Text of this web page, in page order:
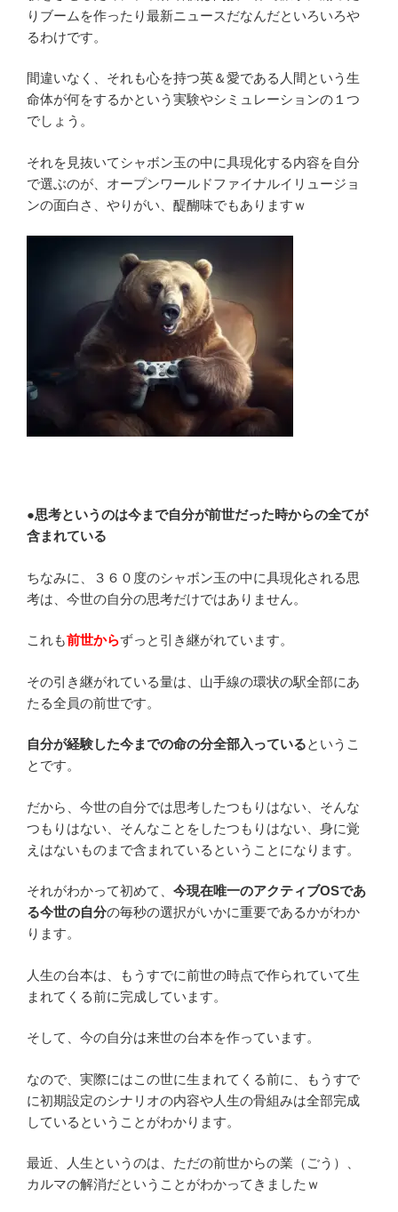
りブームを作ったり最新ニュースだなんだといろいろや
るわけです。
間違いなく、それも心を持つ英＆愛である人間という生
命体が何をするかという実験やシミュレーションの１つ
でしょう。
それを見抜いてシャボン玉の中に具現化する内容を自分
で選ぶのが、オープンワールドファイナルイリュージョ
ンの面白さ、やりがい、醍醐味でもありますｗ
●思考というのは今まで自分が前世だった時からの全てが
含まれている
ちなみに、３６０度のシャボン玉の中に具現化される思
考は、今世の自分の思考だけではありません。
これも前世からずっと引き継がれています。
その引き継がれている量は、山手線の環状の駅全部にあ
たる全員の前世です。
自分が経験した今までの命の分全部入っているというこ
とです。
だから、今世の自分では思考したつもりはない、そんな
つもりはない、そんなことをしたつもりはない、身に覚
えはないものまで含まれているということになります。
それがわかって初めて、 今現在唯一のアクティブOSであ
る今世の自分の毎秒の選択がいかに重要であるかがわか
ります。
人生の台本は、もうすでに前世の時点で作られていて生
まれてくる前に完成しています。
そして、今の自分は来世の台本を作っています。
なので、実際にはこの世に生まれてくる前に、もうすで
に初期設定のシナリオの内容や人生の骨組みは全部完成
しているということがわかります。
最近、人生というのは、ただの前世からの業（ごう）、
カルマの解消だということがわかってきましたｗ